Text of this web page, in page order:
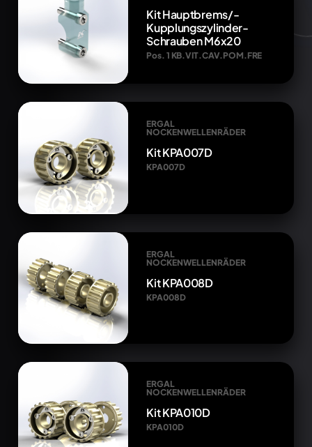
Kit Hauptbrems/-
Kupplungszylinder-
Schrauben M6x20
Pos. 1 KB.VIT.CAV.POM.FRE
ERGAL
NOCKENWELLENRÄDER
Kit KPA007D
KPA007D
ERGAL
NOCKENWELLENRÄDER
Kit KPA008D
KPA008D
ERGAL
NOCKENWELLENRÄDER
Kit KPA010D
KPA010D